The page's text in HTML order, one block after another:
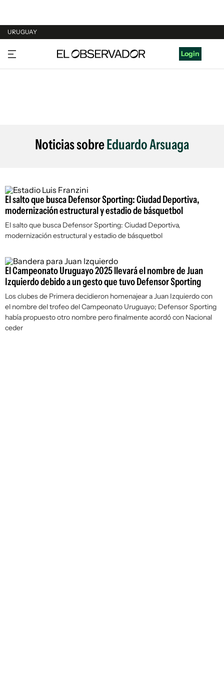
URUGUAY
URUGUAY
ARGENTINA
Login
Noticias sobreEduardo Arsuaga
El salto que busca Defensor Sporting: Ciudad Deportiva,
modernización estructural y estadio de básquetbol
El salto que busca Defensor Sporting: Ciudad Deportiva,
modernización estructural y estadio de básquetbol
El Campeonato Uruguayo 2025 llevará el nombre de Juan
Izquierdo debido a un gesto que tuvo Defensor Sporting
Los clubes de Primera decidieron homenajear a Juan Izquierdo con
el nombre del trofeo del Campeonato Uruguayo; Defensor Sporting
había propuesto otro nombre pero finalmente acordó con Nacional
ceder